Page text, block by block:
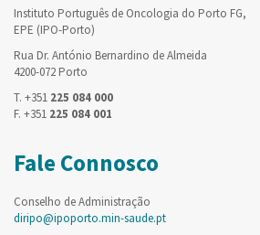
Instituto Português de Oncologia do Porto FG,
EPE (IPO-Porto)
Rua Dr. António Bernardino de Almeida
4200-072 Porto
T. +351 225 084 000
F. +351 225 084 001
Fale Connosco
Conselho de Administração
diripo@ipoporto.min-saude.pt